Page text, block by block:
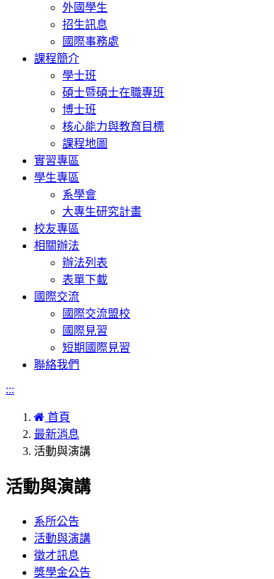
外國學生
招生訊息
國際事務處
課程簡介
學士班
碩士暨碩士在職專班
博士班
核心能力與教育目標
課程地圖
實習專區
學生專區
系學會
大專生研究計畫
校友專區
相關辦法
辦法列表
表單下載
國際交流
國際交流盟校
國際見習
短期國際見習
聯絡我們
:::
首頁
最新消息
活動與演講
活動與演講
系所公告
活動與演講
徵才訊息
獎學金公告